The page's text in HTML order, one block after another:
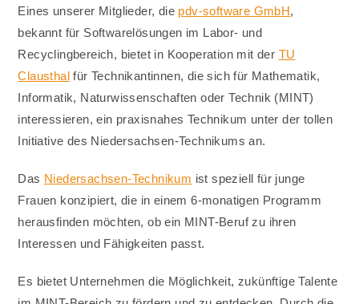
Eines unserer Mitglieder, die pdv-software GmbH,
bekannt für Softwarelösungen im Labor- und
Recyclingbereich, bietet in Kooperation mit der TU
Clausthal für Technikantinnen, die sich für Mathematik,
Informatik, Naturwissenschaften oder Technik (MINT)
interessieren, ein praxisnahes Technikum unter der tollen
Initiative des Niedersachsen-Technikums an.
Das Niedersachsen-Technikum ist speziell für junge
Frauen konzipiert, die in einem 6-monatigen Programm
herausfinden möchten, ob ein MINT-Beruf zu ihren
Interessen und Fähigkeiten passt.
Es bietet Unternehmen die Möglichkeit, zukünftige Talente